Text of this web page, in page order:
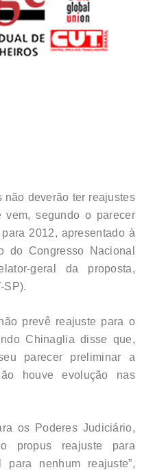
não deverão ter reajustes
segundo o parecer
2012, apresentado à
do Congresso Nacional
geral da proposta,
SP).
prevê reajuste para o
Chinaglia disse que,
parecer preliminar a
houve evolução nas
os Poderes Judiciário,
propus reajuste para
nenhum reajuste”,